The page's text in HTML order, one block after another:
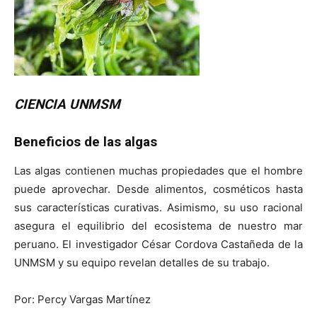
CIENCIA UNMSM
Beneficios de las algas
Las algas contienen muchas propiedades que el hombre
puede aprovechar. Desde alimentos, cosméticos hasta
sus características curativas. Asimismo, su uso racional
asegura el equilibrio del ecosistema de nuestro mar
peruano. El investigador César Cordova Castañeda de la
UNMSM y su equipo revelan detalles de su trabajo.
Por: Percy Vargas Martínez